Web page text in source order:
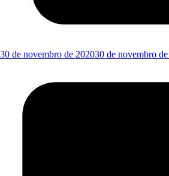
30 de novembro de 202030 de novembro